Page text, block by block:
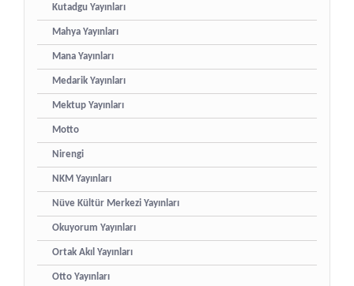
Kutadgu Yayınları
Mahya Yayınları
Mana Yayınları
Medarik Yayınları
Mektup Yayınları
Motto
Nirengi
NKM Yayınları
Nüve Kültür Merkezi Yayınları
Okuyorum Yayınları
Ortak Akıl Yayınları
Otto Yayınları